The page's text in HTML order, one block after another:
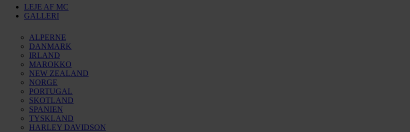
LEJE AF MC
GALLERI
ALPERNE
DANMARK
IRLAND
MAROKKO
NEW ZEALAND
NORGE
PORTUGAL
SKOTLAND
SPANIEN
TYSKLAND
HARLEY DAVIDSON